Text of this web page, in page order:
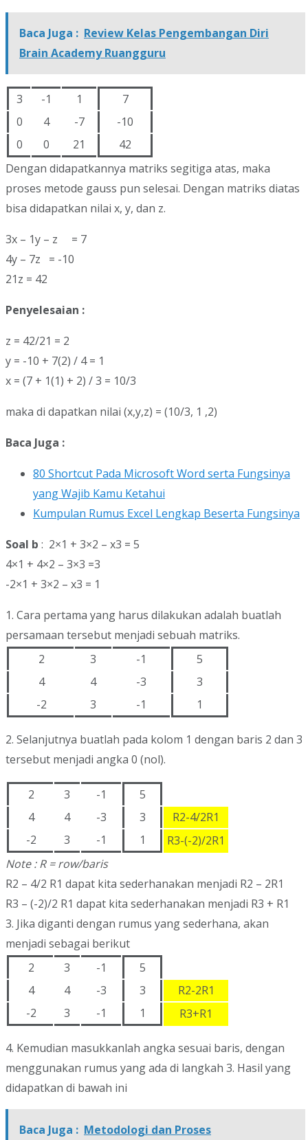
Baca Juga : Review Kelas Pengembangan Diri
Brain Academy Ruangguru
3 -1 1
7
0
4 -7
-10
0
0 21
42
Dengan didapatkannya matriks segitiga atas, maka
proses metode gauss pun selesai. Dengan matriks diatas
bisa didapatkan nilai x, y, dan z.
3x – 1y – z = 7
4y – 7z = -10
21z = 42
Penyelesaian :
z = 42/21 = 2
y = -10 + 7(2) / 4 = 1
x = (7 + 1(1) + 2) / 3 = 10/3
maka di dapatkan nilai (x,y,z) = (10/3, 1 ,2)
Baca Juga :
80 Shortcut Pada Microsoft Word serta Fungsinya
yang Wajib Kamu Ketahui
Kumpulan Rumus Excel Lengkap Beserta Fungsinya
Soal b : 2×1 + 3×2 – x3 = 5
4×1 + 4×2 – 3×3 =3
-2×1 + 3×2 – x3 = 1
1. Cara pertama yang harus dilakukan adalah buatlah
persamaan tersebut menjadi sebuah matriks.
2
3 -1
5
4
4 -3
3
-2
3 -1 1
2. Selanjutnya buatlah pada kolom 1 dengan baris 2 dan 3
tersebut menjadi angka 0 (nol).
2 3 -1
5
4
4 -3 3
R2-4/2R1
-2
3 -1 1
R3-(-2)/2R1
Note : R = row/baris
R2 – 4/2 R1 dapat kita sederhanakan menjadi R2 – 2R1
R3 – (-2)/2 R1 dapat kita sederhanakan menjadi R3 + R1
3. Jika diganti dengan rumus yang sederhana, akan
menjadi sebagai berikut
2
3 -1
5
4
4 -3 3
R2-2R1
-2
3 -1 1 R3+R1
4. Kemudian masukkanlah angka sesuai baris, dengan
menggunakan rumus yang ada di langkah 3. Hasil yang
didapatkan di bawah ini
Baca Juga : Metodologi dan Proses